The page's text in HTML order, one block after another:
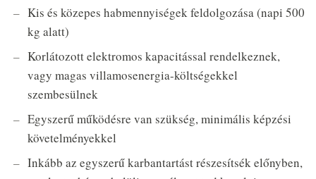
Kis és közepes habmennyiségek feldolgozása (napi 500
kg alatt)
Korlátozott elektromos kapacitással rendelkeznek,
vagy magas villamosenergia-költségekkel
szembesülnek
Egyszerű működésre van szükség, minimális képzési
követelményekkel
Inkább az egyszerű karbantartást részesítsék előnyben,